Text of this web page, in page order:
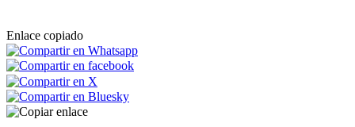
Enlace copiado